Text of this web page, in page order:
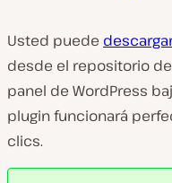
Usted puede
desde el repositorio
panel de WordPress
plugin funcionará
clics.